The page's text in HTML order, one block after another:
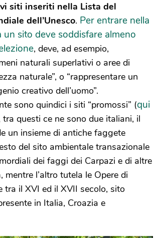
siti inseriti nella Lista del
dell’Unesco. Per entrare nella
un sito deve soddisfare almeno
, deve, ad esempio,
naturali superlativi o aree di
naturale”, o “rappresentare un
creativo dell’uomo”.
sono quindici i siti “promossi” (qui
questi ce ne sono due italiani, il
un insieme di antiche faggete
del sito ambientale transazionale
dei faggi dei Carpazi e di altre
mentre l’altro tutela le Opere di
tra il XVI ed il XVII secolo, sito
in Italia, Croazia e